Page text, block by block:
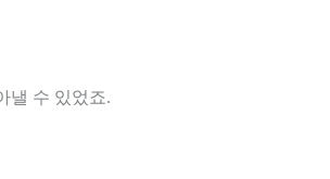
낼 수 있었죠.